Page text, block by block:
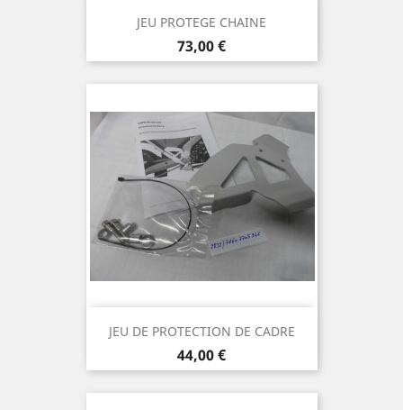
JEU PROTEGE CHAINE
Prix
73,00 €
JEU DE PROTECTION DE CADRE
Prix
44,00 €